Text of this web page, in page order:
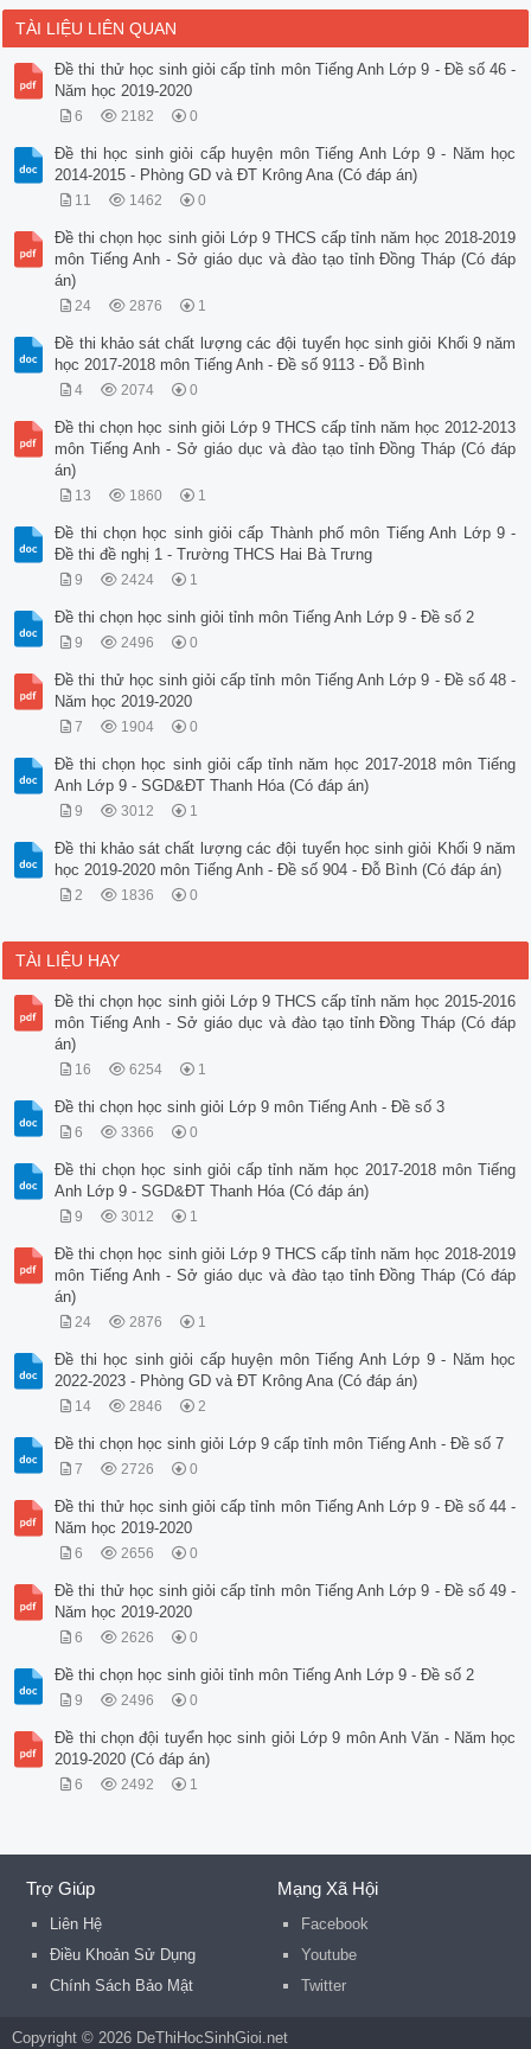
TÀI LIỆU LIÊN QUAN
Đề thi thử học sinh giỏi cấp tỉnh môn Tiếng Anh Lớp 9 - Đề số 46 -
Năm học 2019-2020
6 2182 0
Đề thi học sinh giỏi cấp huyện môn Tiếng Anh Lớp 9 - Năm học
2014-2015 - Phòng GD và ĐT Krông Ana (Có đáp án)
11 1462 0
Đề thi chọn học sinh giỏi Lớp 9 THCS cấp tỉnh năm học 2018-2019
môn Tiếng Anh - Sở giáo dục và đào tạo tỉnh Đồng Tháp (Có đáp
án)
24 2876 1
Đề thi khảo sát chất lượng các đội tuyển học sinh giỏi Khối 9 năm
học 2017-2018 môn Tiếng Anh - Đề số 9113 - Đỗ Bình
4 2074 0
Đề thi chọn học sinh giỏi Lớp 9 THCS cấp tỉnh năm học 2012-2013
môn Tiếng Anh - Sở giáo dục và đào tạo tỉnh Đồng Tháp (Có đáp
án)
13 1860 1
Đề thi chọn học sinh giỏi cấp Thành phố môn Tiếng Anh Lớp 9 -
Đề thi đề nghị 1 - Trường THCS Hai Bà Trưng
9 2424 1
Đề thi chọn học sinh giỏi tỉnh môn Tiếng Anh Lớp 9 - Đề số 2
9 2496 0
Đề thi thử học sinh giỏi cấp tỉnh môn Tiếng Anh Lớp 9 - Đề số 48 -
Năm học 2019-2020
7 1904 0
Đề thi chọn học sinh giỏi cấp tỉnh năm học 2017-2018 môn Tiếng
Anh Lớp 9 - SGD&ĐT Thanh Hóa (Có đáp án)
9 3012 1
Đề thi khảo sát chất lượng các đội tuyển học sinh giỏi Khối 9 năm
học 2019-2020 môn Tiếng Anh - Đề số 904 - Đỗ Bình (Có đáp án)
2 1836 0
TÀI LIỆU HAY
Đề thi chọn học sinh giỏi Lớp 9 THCS cấp tỉnh năm học 2015-2016
môn Tiếng Anh - Sở giáo dục và đào tạo tỉnh Đồng Tháp (Có đáp
án)
16 6254 1
Đề thi chọn học sinh giỏi Lớp 9 môn Tiếng Anh - Đề số 3
6 3366 0
Đề thi chọn học sinh giỏi cấp tỉnh năm học 2017-2018 môn Tiếng
Anh Lớp 9 - SGD&ĐT Thanh Hóa (Có đáp án)
9 3012 1
Đề thi chọn học sinh giỏi Lớp 9 THCS cấp tỉnh năm học 2018-2019
môn Tiếng Anh - Sở giáo dục và đào tạo tỉnh Đồng Tháp (Có đáp
án)
24 2876 1
Đề thi học sinh giỏi cấp huyện môn Tiếng Anh Lớp 9 - Năm học
2022-2023 - Phòng GD và ĐT Krông Ana (Có đáp án)
14 2846 2
Đề thi chọn học sinh giỏi Lớp 9 cấp tỉnh môn Tiếng Anh - Đề số 7
7 2726 0
Đề thi thử học sinh giỏi cấp tỉnh môn Tiếng Anh Lớp 9 - Đề số 44 -
Năm học 2019-2020
6 2656 0
Đề thi thử học sinh giỏi cấp tỉnh môn Tiếng Anh Lớp 9 - Đề số 49 -
Năm học 2019-2020
6 2626 0
Đề thi chọn học sinh giỏi tỉnh môn Tiếng Anh Lớp 9 - Đề số 2
9 2496 0
Đề thi chọn đội tuyển học sinh giỏi Lớp 9 môn Anh Văn - Năm học
2019-2020 (Có đáp án)
6 2492 1
Trợ Giúp
Liên Hệ
Điều Khoản Sử Dụng
Chính Sách Bảo Mật
Mạng Xã Hội
Facebook
Youtube
Twitter
Copyright © 2026 DeThiHocSinhGioi.net